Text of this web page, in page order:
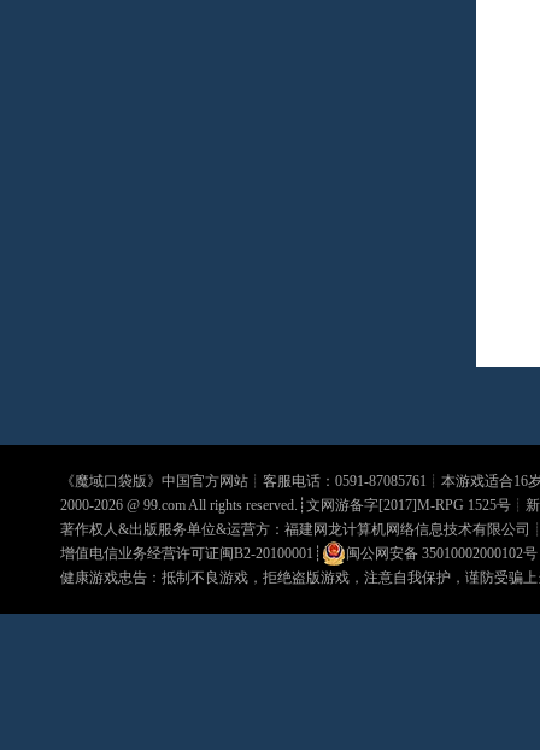
《魔域口袋版》中国官方网站┊客服电话：0591-87085761┊本游戏适合16
2000-2026 @ 99.comAll rights reserved.┊文网游备字[2017]M-RPG 1525号┊
著作权人&出版服务单位&运营方：福建网龙计算机网络信息技术有限公司
增值电信业务经营许可证闽B2-20100001 ┊ 闽公网安备 35010002000102号
健康游戏忠告：抵制不良游戏，拒绝盗版游戏，注意自我保护，谨防受骗